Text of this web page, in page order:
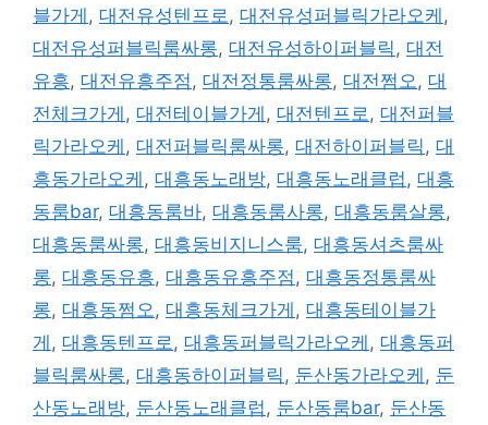
블가게 , 대전유성텐프로 , 대전유성퍼블릭가라오케 ,
대전유성퍼블릭룸싸롱, 대전유성하이퍼블릭 , 대전
유흥, 대전유흥주점 , 대전정통룸싸롱, 대전쩜오 , 대
전체크가게 , 대전테이블가게 , 대전텐프로 , 대전퍼블
릭가라오케 , 대전퍼블릭룸싸롱, 대전하이퍼블릭 , 대
흥동가라오케 , 대흥동노래방, 대흥동노래클럽 , 대흥
동룸bar, 대흥동룸바, 대흥동룸사롱, 대흥동룸살롱,
대흥동룸싸롱, 대흥동비지니스룸, 대흥동셔츠룸싸
롱, 대흥동유흥, 대흥동유흥주점 , 대흥동정통룸싸
롱, 대흥동쩜오 , 대흥동체크가게 , 대흥동테이블가
게 , 대흥동텐프로 , 대흥동퍼블릭가라오케 , 대흥동퍼
블릭룸싸롱, 대흥동하이퍼블릭 , 둔산동가라오케 , 둔
산동노래방, 둔산동노래클럽 , 둔산동룸bar, 둔산동